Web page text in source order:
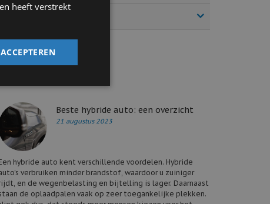
dan
Beste hybride auto: een overzicht
21 augustus 2023
hybride auto kent verschillende voordelen. Hybride
verbruiken minder brandstof, waardoor u zuiniger
en de wegenbelasting en bijtelling is lager. Daarnaast
de oplaadpalen vaak op zeer toegankelijke plekken.
heeft verstrekt